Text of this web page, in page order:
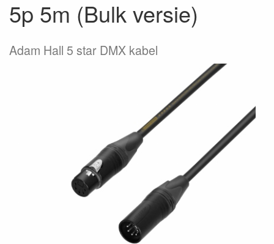
5p 5m (Bulk versie)
Adam Hall 5 star DMX kabel